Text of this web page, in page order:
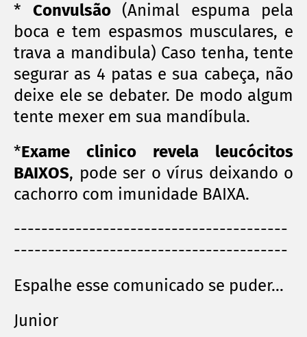
* Convulsão(Animal espuma pela
boca e tem espasmos musculares, e
trava a mandibula) Caso tenha, tente
segurar as 4 patas e sua cabeça, não
deixe ele se debater. De modo algum
tente mexer em sua mandíbula.
*Exame clinico revela leucócitos
BAIXOS, pode ser o vírus deixando o
cachorro com imunidade BAIXA.
----------------------------------------
----------------------------------------
Espalhe esse comunicado se puder...
Junior